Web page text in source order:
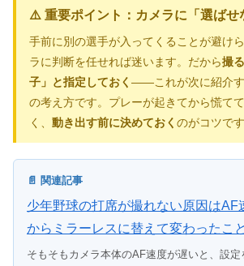
⚠️ 重要ポイント：カメラに「選ばせ
手前に別の選手が入ってくることが避け
ラに判断を任せれば迷います。だから撮
子」と指定しておく ——これが次に紹介す
の考え方です。プレーが起きてから慌て
く、 動き出す前に決めておく のがコツです
📄 関連記事
少年野球の打席が撮れない原因はAF
からミラーレスに替えて変わったこと
そもそもカメラ本体のAF速度が遅いと、設